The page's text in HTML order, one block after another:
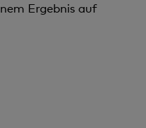
Ergebnis auf